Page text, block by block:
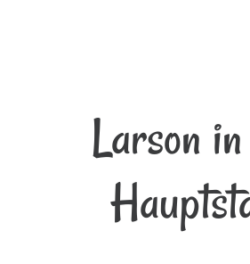
Larson